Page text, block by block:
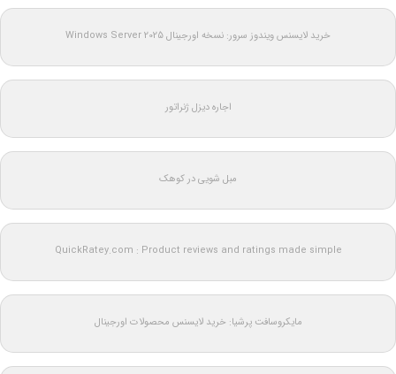
خرید لایسنس ویندوز سرور: نسخه اورجینال Windows Server 2025
اجاره دیزل ژنراتور
مبل شویی در کوهک
QuickRatey.com : Product reviews and ratings made simple
مایکروسافت پرشیا: خرید لایسنس محصولات اورجینال